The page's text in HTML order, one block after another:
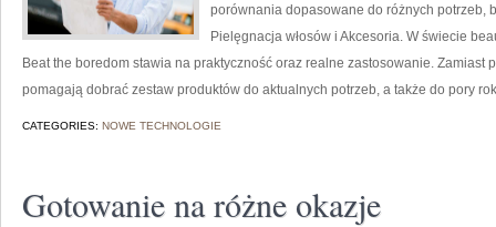
porównania dopasowane do różnych potrzeb,
Pielęgnacja włosów i Akcesoria. W świecie
Beat the boredom stawia na praktyczność oraz realne zastosowanie. Zamiast
pomagają dobrać zestaw produktów do aktualnych potrzeb, a także do pory
CATEGORIES: NOWE TECHNOLOGIE
Gotowanie na różne okazje